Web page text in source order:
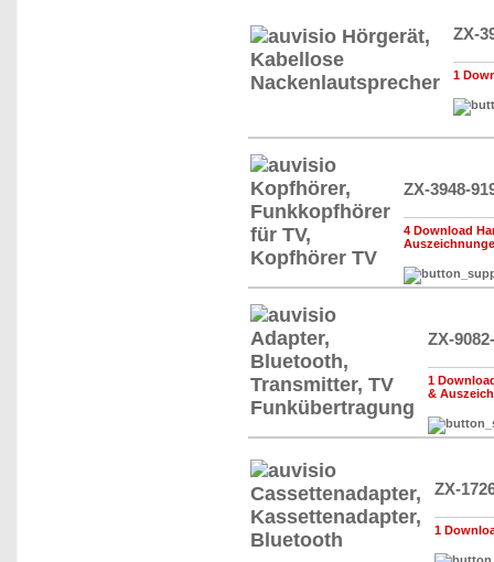
ZX-
1
ZX-3948-
4 Download
ZX-
1
&
ZX-
1